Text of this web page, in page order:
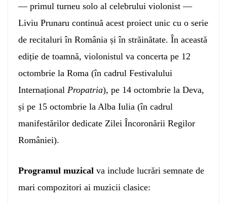
— primul turneu solo al celebrului violonist —
Liviu Prunaru continuă acest proiect unic cu o serie
de recitaluri în România și în străinătate. În această
ediție de toamnă, violonistul va concerta pe 12
octombrie la Roma (în cadrul Festivalului
Internațional Propatria), pe 14 octombrie la Deva,
și pe 15 octombrie la Alba Iulia (în cadrul
manifestărilor dedicate Zilei Încoronării Regilor
României).
Programul muzical va include lucrări semnate de
mari compozitori ai muzicii clasice: